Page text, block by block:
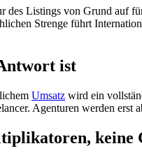
Listings von Grund auf
Strenge führt
ist
Umsatz wird ein
Agenturen werden
keine